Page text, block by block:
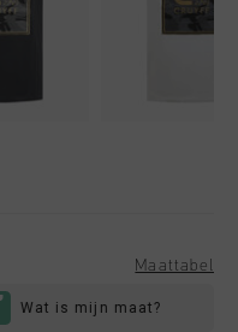
Maattabel